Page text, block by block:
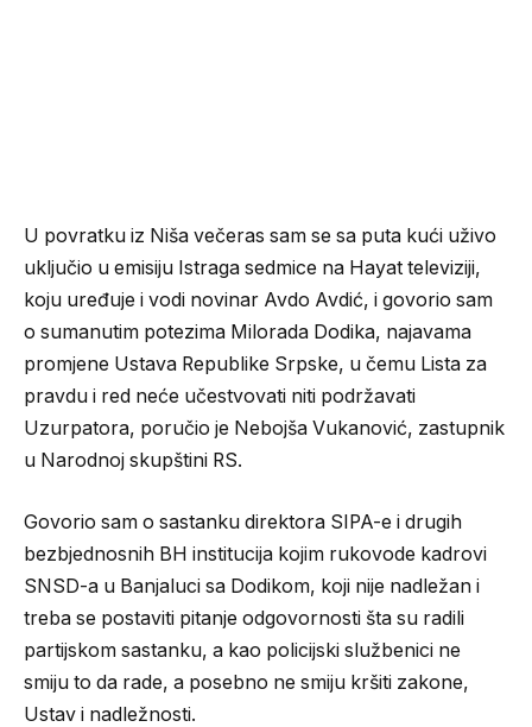
U povratku iz Niša večeras sam se sa puta kući uživo
uključio u emisiju Istraga sedmice na Hayat televiziji,
koju uređuje i vodi novinar Avdo Avdić, i govorio sam
o sumanutim potezima Milorada Dodika, najavama
promjene Ustava Republike Srpske, u čemu Lista za
pravdu i red neće učestvovati niti podržavati
Uzurpatora, poručio je Nebojša Vukanović, zastupnik
u Narodnoj skupštini RS.
Govorio sam o sastanku direktora SIPA-e i drugih
bezbjednosnih BH institucija kojim rukovode kadrovi
SNSD-a u Banjaluci sa Dodikom, koji nije nadležan i
treba se postaviti pitanje odgovornosti šta su radili
partijskom sastanku, a kao policijski službenici ne
smiju to da rade, a posebno ne smiju kršiti zakone,
Ustav i nadležnosti.